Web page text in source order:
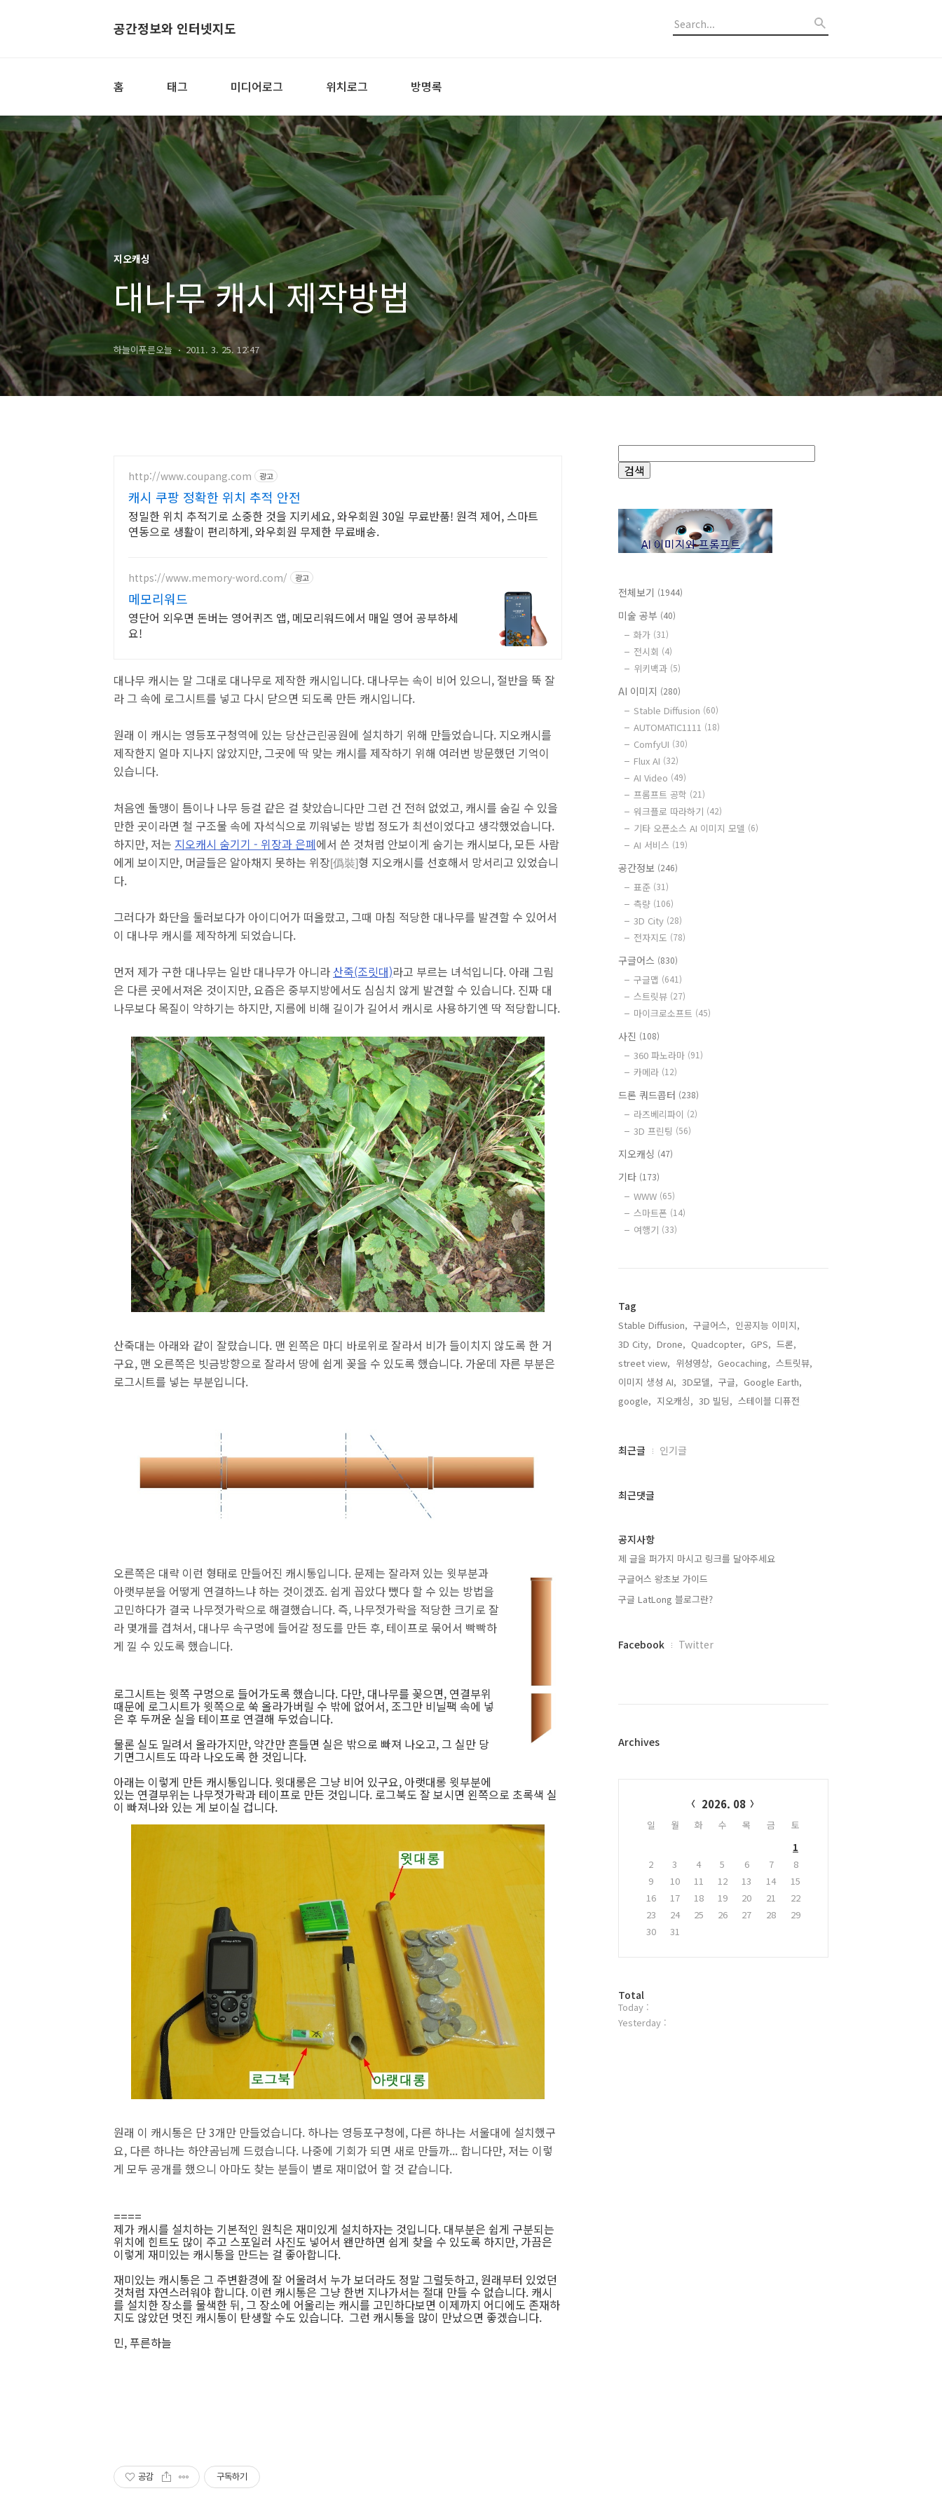
공간정보와 인터넷지도
홈 태그 미디어로그 위치로그 방명록
지오캐싱
대나무 캐시 제작방법
하늘이푸른오늘 2011. 3. 25. 12:47
http://www.coupang.com 광고
캐시 쿠팡 정확한 위치 추적 안전
정밀한 위치 추적기로 소중한 것을 지키세요, 와우회원 30일 무료반품! 원격 제어, 스마트
연동으로 생활이 편리하게, 와우회원 무제한 무료배송.
https://www.memory-word.com/ 광고
메모리워드
영단어 외우면 돈버는 영어퀴즈 앱, 메모리워드에서 매일 영어 공부하세
요!
대나무 캐시는 말 그대로 대나무로 제작한 캐시입니다. 대나무는 속이 비어 있으니, 절반을 뚝 잘
라 그 속에 로그시트를 넣고 다시 닫으면 되도록 만든 캐시입니다.
원래 이 캐시는 영등포구청역에 있는 당산근린공원에 설치하기 위해 만들었습니다. 지오캐시를
제작한지 얼마 지나지 않았지만, 그곳에 딱 맞는 캐시를 제작하기 위해 여러번 방문했던 기억이
있습니다.
처음엔 돌맹이 틈이나 나무 등걸 같은 걸 찾았습니다만 그런 건 전혀 없었고, 캐시를 숨길 수 있을
만한 곳이라면 철 구조물 속에 자석식으로 끼워넣는 방법 정도가 최선이었다고 생각했었습니다.
하지만, 저는 지오캐시 숨기기 - 위장과 은폐에서 쓴 것처럼 안보이게 숨기는 캐시보다, 모든 사람
에게 보이지만, 머글들은 알아채지 못하는 위장[僞裝]형 지오캐시를 선호해서 망서리고 있었습니
다.
그러다가 화단을 둘러보다가 아이디어가 떠올랐고, 그때 마침 적당한 대나무를 발견할 수 있어서
이 대나무 캐시를 제작하게 되었습니다.
먼저 제가 구한 대나무는 일반 대나무가 아니라 산죽(조릿대)라고 부르는 녀석입니다. 아래 그림
은 다른 곳에서져온 것이지만, 요즘은 중부지방에서도 심심치 않게 발견할 수 있습니다. 진짜 대
나무보다 목질이 약하기는 하지만, 지름에 비해 길이가 길어서 캐시로 사용하기엔 딱 적당합니다.
산죽대는 아래와 같이 잘랐습니다. 맨 왼쪽은 마디 바로위로 잘라서 비가 들이치지 않도록 한 거
구요, 맨 오른쪽은 빗금방향으로 잘라서 땅에 쉽게 꽂을 수 있도록 했습니다. 가운데 자른 부분은
로그시트를 넣는 부분입니다.
오른쪽은 대략 이런 형태로 만들어진 캐시통입니다. 문제는 잘라져 있는 윗부분과
아랫부분을 어떻게 연결하느냐 하는 것이겠죠. 쉽게 꼽았다 뺐다 할 수 있는 방법을
고민하다가 결국 나무젓가락으로 해결했습니다. 즉, 나무젓가락을 적당한 크기로 잘
라 몇개를 겹쳐서, 대나무 속구멍에 들어갈 정도를 만든 후, 테이프로 묶어서 빡빡하
게 낄 수 있도록 했습니다.
로그시트는 윗쪽 구멍으로 들어가도록 했습니다. 다만, 대나무를 꽂으면, 연결부위
때문에 로그시트가 윗쪽으로 쑥 올라가버릴 수 밖에 없어서, 조그만 비닐팩 속에 넣
은 후 두꺼운 실을 테이프로 연결해 두었습니다.
물론 실도 밀려서 올라가지만, 약간만 흔들면 실은 밖으로 빠져 나오고, 그 실만 당
기면그시트도 따라 나오도록 한 것입니다.
아래는 이렇게 만든 캐시통입니다. 윗대롱은 그냥 비어 있구요, 아랫대롱 윗부분에
있는 연결부위는 나무젓가락과 테이프로 만든 것입니다. 로그북도 잘 보시면 왼쪽으로 초록색 실
이 빠져나와 있는 게 보이실 겁니다.
원래 이 캐시통은 단 3개만 만들었습니다. 하나는 영등포구청에, 다른 하나는 서울대에 설치했구
요, 다른 하나는 하얀곰님께 드렸습니다. 나중에 기회가 되면 새로 만들까... 합니다만, 저는 이렇
게 모두 공개를 했으니 아마도 찾는 분들이 별로 재미없어 할 것 같습니다.
====
제가 캐시를 설치하는 기본적인 원칙은 재미있게 설치하자는 것입니다. 대부분은 쉽게 구분되는
위치에 힌트도 많이 주고 스포일러 사진도 넣어서 왠만하면 쉽게 찾을 수 있도록 하지만, 가끔은
이렇게 재미있는 캐시통을 만드는 걸 좋아합니다.
재미있는 캐시통은 그 주변환경에 잘 어울려서 누가 보더라도 정말 그럴듯하고, 원래부터 있었던
것처럼 자연스러워야 합니다. 이런 캐시통은 그냥 한번 지나가서는 절대 만들 수 없습니다. 캐시
를 설치한 장소를 물색한 뒤, 그 장소에 어울리는 캐시를 고민하다보면 이제까지 어디에도 존재하
지도 않았던 멋진 캐시통이 탄생할 수도 있습니다. 그런 캐시통을 많이 만났으면 좋겠습니다.
민, 푸른하늘
공감 구독하기
전체보기 (1944)
미술 공부 (40)
화가 (31)
전시회 (4)
위키백과 (5)
AI 이미지 (280)
Stable Diffusion (60)
AUTOMATIC1111 (18)
ComfyUI (30)
Flux AI (32)
AI Video (49)
프롬프트 공학 (21)
워크플로 따라하기 (42)
기타 오픈소스 AI 이미지 모델 (6)
AI 서비스 (19)
공간정보 (246)
표준 (31)
측량 (106)
3D City (28)
전자지도 (78)
구글어스 (830)
구글맵 (641)
스트릿뷰 (27)
마이크로소프트 (45)
사진 (108)
360 파노라마 (91)
카메라 (12)
드론 쿼드콥터 (238)
라즈베리파이 (2)
3D 프린팅 (56)
지오캐싱 (47)
기타 (173)
WWW (65)
스마트폰 (14)
여행기 (33)
Tag
Stable Diffusion, 구글어스, 인공지능 이미지,
3D City, Drone, Quadcopter, GPS, 드론,
street view, 위성영상, Geocaching, 스트릿뷰,
이미지 생성 AI, 3D모델, 구글, Google Earth,
google, 지오캐싱, 3D 빌딩, 스테이블 디퓨전,
최
과
글
최근글 인기글
최근댓글
공지사항
제 글을 퍼가지 마시고 링크를 달아주세요
구글어스 왕초보 가이드
구글 LatLong 블로그란?
페
플
Facebook Twitter
Archives
2026. 08
일 월 화 수 목 금
토
1
2
3 4 5 6 7
8
9
10 11 12 13 14
15
16
17 18 19 20 21
22
23
24 25 26 27 28
29
30
31
방
문
자
Total
Today :
Yesterday :